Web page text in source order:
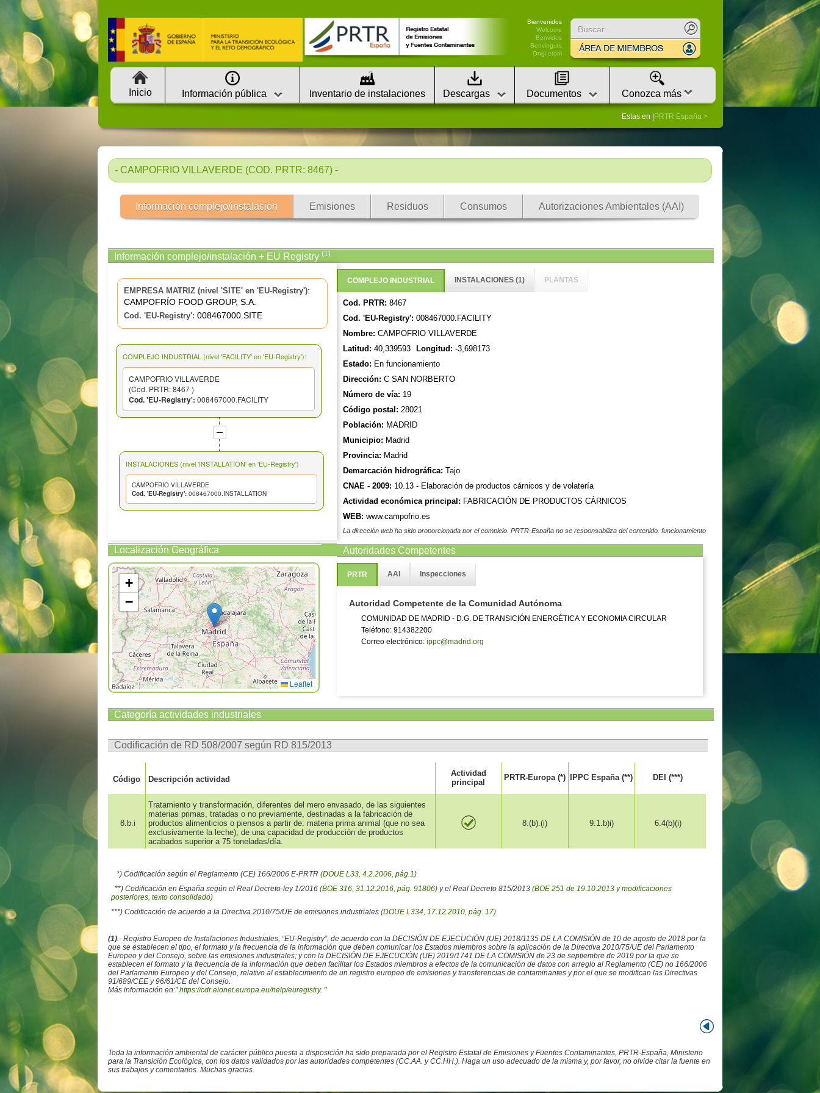
Bienvenidos
Welcome
Benvidos
Benvinguts
Ongi etorri
Inicio Información pública Inventario de instalaciones Descargas Documentos Conozca más
Estas en | PRTR España
- CAMPOFRIO VILLAVERDE (COD. PRTR: 8467) -
Información complejo/instalación Emisiones Residuos Consumos Autorizaciones Ambientales (AAI)
Información complejo/instalación + EU Registry (1)
EMPRESA MATRIZ (nivel 'SITE' en 'EU-Registry'):
CAMPOFRÍO FOOD GROUP, S.A.
Cod. 'EU-Registry': 008467000.SITE
COMPLEJO INDUSTRIAL (nivel 'FACILITY' en 'EU-Registry'):
CAMPOFRIO VILLAVERDE
(Cod. PRTR: 8467 )
Cod. 'EU-Registry': 008467000.FACILITY
INSTALACIONES (nivel 'INSTALLATION' en 'EU-Registry')
CAMPOFRIO VILLAVERDE
Cod. 'EU-Registry':008467000.INSTALLATION
Localización Geográfica
+
−
Leaflet
COMPLEJO INDUSTRIAL INSTALACIONES (1) PLANTAS
Cod. PRTR: 8467
Cod. 'EU-Registry': 008467000.FACILITY
Nombre: CAMPOFRIO VILLAVERDE
Latitud: 40,339593 Longitud: -3,698173
Estado: En funcionamiento
Dirección: C SAN NORBERTO
Número de vía: 19
Código postal: 28021
Población: MADRID
Municipio: Madrid
Provincia: Madrid
Demarcación hidrográfica: Tajo
CNAE - 2009: 10.13 - Elaboración de productos cárnicos y de volatería
Actividad económica principal: FABRICACIÓN DE PRODUCTOS CÁRNICOS
WEB: www.campofrio.es
La dirección web ha sido proporcionada por el complejo. PRTR-España no se responsabiliza del contenido, funcionamiento
Autoridades Competentes
PRTR AAI Inspecciones
Autoridad Competente de la Comunidad Autónoma
COMUNIDAD DE MADRID - D.G. DE TRANSICIÓN ENERGÉTICA Y ECONOMIA CIRCULAR
Teléfono: 914382200
Correo electrónico: ippc@madrid.org
Categoría actividades industriales
Codificación de RD 508/2007 según RD 815/2013
Código Descripción actividad
Actividad
principal
PRTR-Europa (*) IPPC España (**) DEI (***)
8.b.i
Tratamiento y transformación, diferentes del mero envasado, de las siguientes
materias primas, tratadas o no previamente, destinadas a la fabricación de
productos alimenticios o piensos a partir de: materia prima animal (que no sea
exclusivamente la leche), de una capacidad de producción de productos
acabados superior a 75 toneladas/día.
8.(b).(i) 9.1.b)i) 6.4(b)(i)
*) Codificación según el Reglamento (CE) 166/2006 E-PRTR (DOUE L33, 4.2.2006, pág.1)
**) Codificación en España según el Real Decreto-ley 1/2016 (BOE 316, 31.12.2016, pág. 91806)y el Real Decreto 815/2013 (BOE 251 de 19.10.2013 y modificaciones
posteriores, texto consolidado)
***) Codificación de acuerdo a la Directiva 2010/75/UE de emisiones industriales (DOUE L334, 17.12.2010, pág. 17)
(1).- Registro Europeo de Instalaciones Industriales, “EU-Registry”, de acuerdo con la DECISIÓN DE EJECUCIÓN (UE) 2018/1135 DE LA COMISIÓN de 10 de agosto de 2018 por la
que se establecen el tipo, el formato y la frecuencia de la información que deben comunicar los Estados miembros sobre la aplicación de la Directiva 2010/75/UE del Parlamento
Europeo y del Consejo, sobre las emisiones industriales; y con la DECISIÓN DE EJECUCIÓN (UE) 2019/1741 DE LA COMISIÓN de 23 de septiembre de 2019 por la que se
establecen el formato y la frecuencia de la información que deben facilitar los Estados miembros a efectos de la comunicación de datos con arreglo al Reglamento (CE) no 166/2006
del Parlamento Europeo y del Consejo, relativo al establecimiento de un registro europeo de emisiones y transferencias de contaminantes y por el que se modifican las Directivas
91/689/CEE y 96/61/CE del Consejo.
Más información en:"https://cdr.eionet.europa.eu/help/euregistry. "
Toda la información ambiental de carácter público puesta a disposición ha sido preparada por el Registro Estatal de Emisiones y Fuentes Contaminantes, PRTR-España, Ministerio
para la Transición Ecológica, con los datos validados por las autoridades competentes (CC.AA. y CC.HH.). Haga un uso adecuado de la misma y, por favor, no olvide citar la fuente en
sus trabajos y comentarios. Muchas gracias.